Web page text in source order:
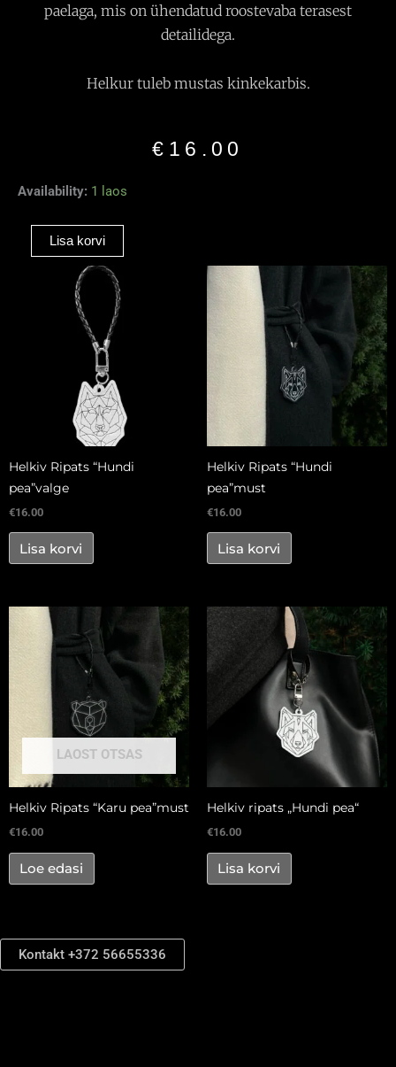
paelaga, mis on ühendatud roostevaba terasest
detailidega.
Helkur tuleb mustas kinkekarbis.
€ 16.00
Availability: 1 laos
Helkiv
“Tilk”valge
kogus
Lisa korvi
Helkiv Ripats “Hundi
pea”valge
€16.00
Lisa korvi
Helkiv Ripats “Hundi
pea”must
€16.00
Lisa korvi
LAOST OTSAS
Helkiv Ripats “Karu pea”must
€16.00
Loe edasi
Helkiv ripats „Hundi pea“
€16.00
Lisa korvi
Kontakt +372 56655336